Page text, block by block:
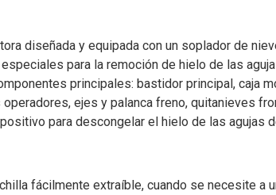
diseñada y equipada con un soplador de
para la remoción de hielo de las
principales: bastidor principal, caja
ejes y palanca freno, quitanieves
para descongelar el hielo de las agujas
fácilmente extraíble, cuando se necesite a